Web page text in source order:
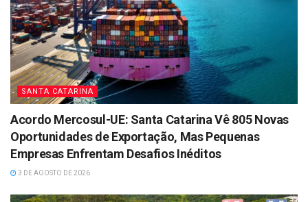
SANTA CATARINA
Acordo Mercosul-UE: Santa Catarina Vê 805 Novas
Oportunidades de Exportação, Mas Pequenas
Empresas Enfrentam Desafios Inéditos
3 DE AGOSTO DE 2026